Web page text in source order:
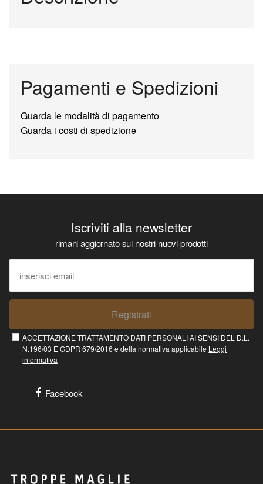
Pagamenti e Spedizioni
Guarda le modalità di pagamento
Guarda i costi di spedizione
Iscriviti alla newsletter
rimani aggiornato sui nostri nuovi prodotti
Registrati
ACCETTAZIONE TRATTAMENTO DATI PERSONALI AI SENSI DEL D.L.
N.196/03 E GDPR 679/2016 e della normativa applicabile Leggi
informativa
Facebook